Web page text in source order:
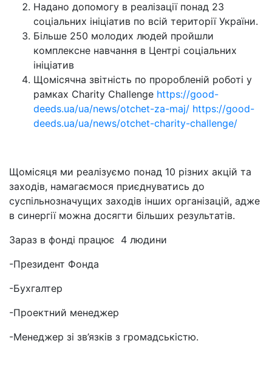
Надано допомогу в реалізації понад 23
соціальних ініціатив по всій території України.
Більше 250 молодих людей пройшли
комплексне навчання в Центрі соціальних
ініціатив
Щомісячна звітність по проробленій роботі у
рамках Charity Challenge https://good-
deeds.ua/ua/news/otchet-za-maj/ https://good-
deeds.ua/ua/news/otchet-charity-challenge/
Щомісяця ми реалізуємо понад 10 різних акцій та
заходів, намагаємося приєднуватись до
суспільнозначущих заходів інших організацій, адже
в синергії можна досягти більших результатів.
Зараз в фонді працює 4 людини
-Президент Фонда
-Бухгалтер
-Проектний менеджер
-Менеджер зі зв’язків з громадськістю.